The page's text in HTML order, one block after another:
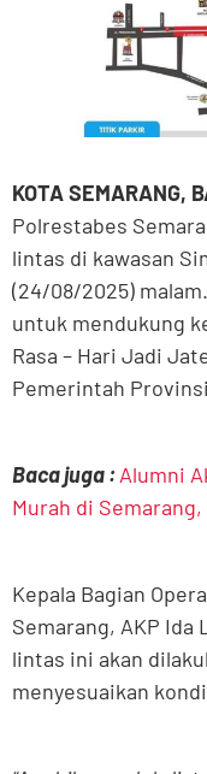
KOTA SEMARANG,
Polrestabes
lintas di kawasan
(24/08/2025)
untuk mendukung
Rasa – Hari Jadi
Pemerintah
Baca juga : Alumni
Murah di
Kepala Bagian
Semarang, AKP Ida
lintas ini akan
menyesuaikan